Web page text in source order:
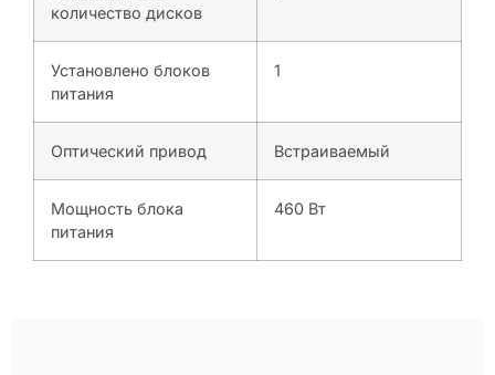
количество дисков
Установлено блоков
питания
1
Оптический привод Встраиваемый
Мощность блока
питания
460 Вт